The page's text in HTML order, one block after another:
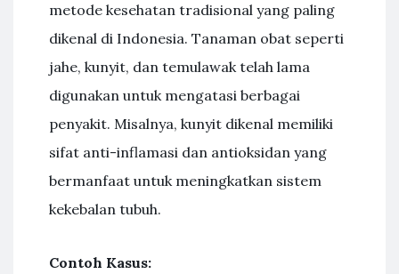
metode kesehatan tradisional yang paling
dikenal di Indonesia. Tanaman obat seperti
jahe, kunyit, dan temulawak telah lama
digunakan untuk mengatasi berbagai
penyakit. Misalnya, kunyit dikenal memiliki
sifat anti-inflamasi dan antioksidan yang
bermanfaat untuk meningkatkan sistem
kekebalan tubuh.
Contoh Kasus: